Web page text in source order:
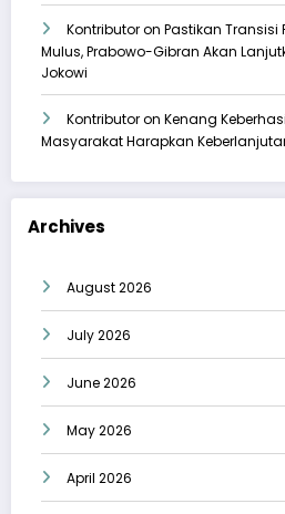
Kontributoron Pastikan Transisi
Mulus, Prabowo-Gibran Akan
Jokowi
Kontributoron Kenang
Masyarakat Harapkan
Archives
August 2026
July 2026
June 2026
May 2026
April 2026